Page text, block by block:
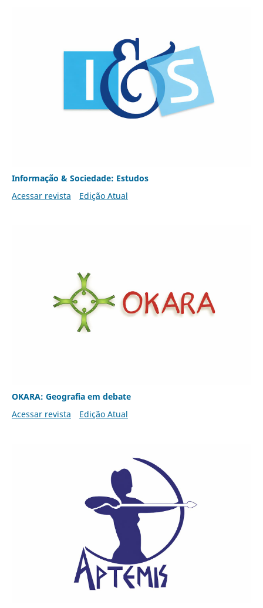
Informação & Sociedade: Estudos
Acessar revista
Edição Atual
OKARA: Geografia em debate
Acessar revista
Edição Atual